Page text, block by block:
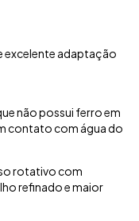
excelente adaptação
não possui ferro em
contato com água do
rotativo com
refinado e maior